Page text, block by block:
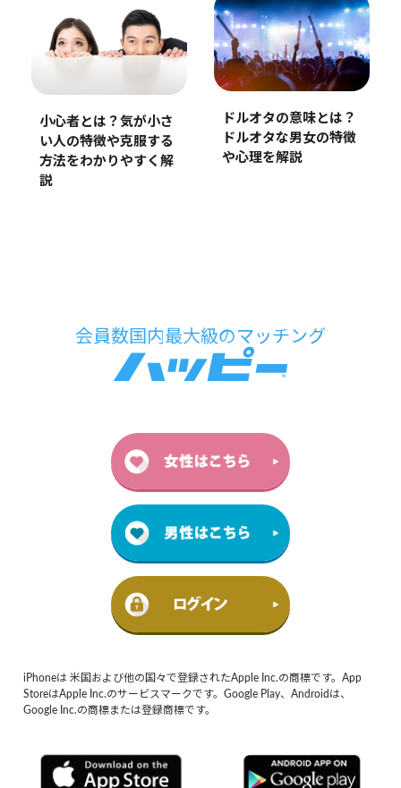
小心者とは？気が小さ
い人の特徴や克服する
方法をわかりやすく解
説
ドルオタの意味とは？
ドルオタな男女の特徴
や心理を解説
iPhoneは 米国および他の国々で登録されたApple Inc.の商標です。App
StoreはApple Inc.のサービスマークです。Google Play、Androidは、
Google Inc.の商標または登録商標です。